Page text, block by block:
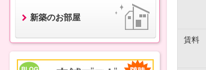
賃料
新築のお部屋